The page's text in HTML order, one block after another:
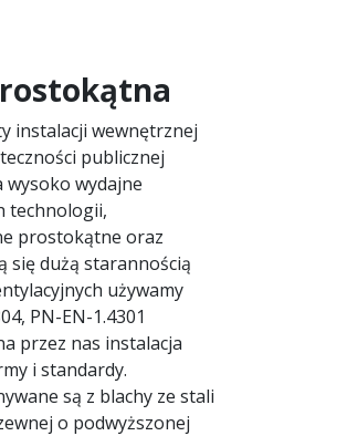
instalacji wewnętrznej
publicznej
wysoko wydajne
technologii,
prostokątne oraz
się dużą starannością
używamy
PN-EN-1.4301
przez nas instalacja
i standardy.
są z blachy ze stali
o podwyższonej